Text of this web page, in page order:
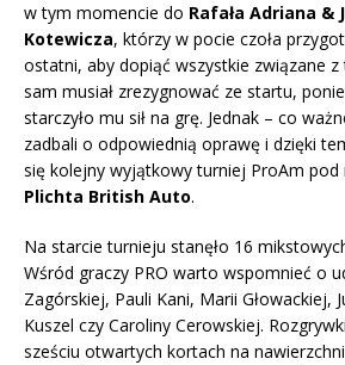
w tym momencie do Rafała Adriana &
Kotewicza, którzy w pocie czoła
ostatni, aby dopiąć wszystkie związane z
sam musiał zrezygnować ze startu,
starczyło mu sił na grę. Jednak – co
zadbali o odpowiednią oprawę i dzięki
się kolejny wyjątkowy turniej ProAm pod
Plichta British Auto.
Na starcie turnieju stanęło 16
Wśród graczy PRO warto wspomnieć o
Zagórskiej, Pauli Kani, Marii Głowackiej,
Kuszel czy Caroliny Cerowskiej.
sześciu otwartych kortach na